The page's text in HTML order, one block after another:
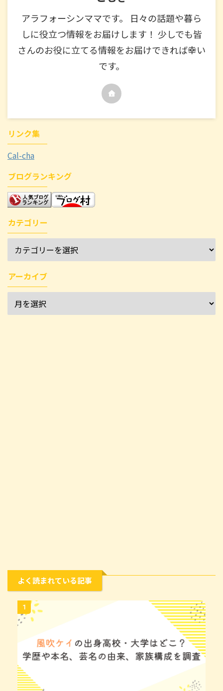
アラフォーシンママです。 日々の話題や暮ら
しに役立つ情報をお届けします！ 少しでも皆
さんのお役に立てる情報をお届けできれば幸い
です。
リンク集
Cal-cha
ブログランキング
カテゴリー
アーカイブ
よく読まれている記事
1